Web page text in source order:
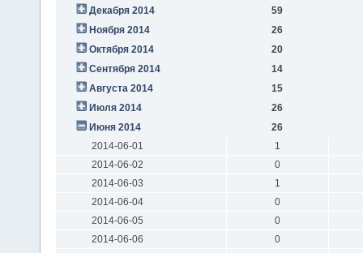
Декабря 2014
59
Ноября 2014
26
Октября 2014
20
Сентября 2014
14
Августа 2014
15
Июля 2014
26
Июня 2014
26
2014-06-01
1
2014-06-02
0
2014-06-03
1
2014-06-04
0
2014-06-05
0
2014-06-06
0